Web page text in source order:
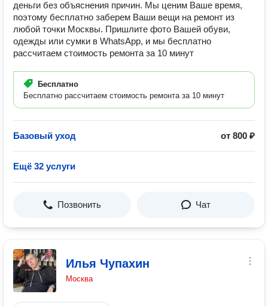
деньги без объяснения причин. Мы ценим Ваше время,
поэтому бесплатно заберем Ваши вещи на ремонт из
любой точки Москвы. Пришлите фото Вашей обуви,
одежды или сумки в WhatsApp, и мы бесплатно
рассчитаем стоимость ремонта за 10 минут
Бесплатно
Бесплатно рассчитаем стоимость ремонта за 10 минут
Базовый уход от 800 ₽
Ещё 32 услуги
Позвонить Чат
Илья Чупахин
Москва